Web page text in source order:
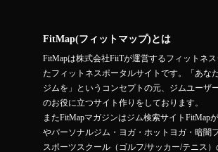
FitMap(フィットマップ)とは
FitMapは株式会社FiiTが運営するフィットネ
たフィットネスポータルサイトです。「あな
ジムを」というコンセプトの元、ジムユーザ
のお役に立つサイト作りをしております。
またFitMapマガジンはジム検索サイトFitMap
やパーソナルジム・ヨガ・ホットヨガ・暗闇
スポーツスクール（ゴルフ/サッカー/テニス）